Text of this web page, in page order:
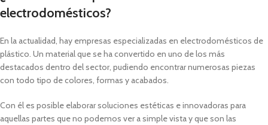
electrodomésticos?
En la actualidad, hay empresas especializadas en electrodomésticos de
plástico. Un material que se ha convertido en uno de los más
destacados dentro del sector, pudiendo encontrar numerosas piezas
con todo tipo de colores, formas y acabados.
Con él es posible elaborar soluciones estéticas e innovadoras para
aquellas partes que no podemos ver a simple vista y que son las